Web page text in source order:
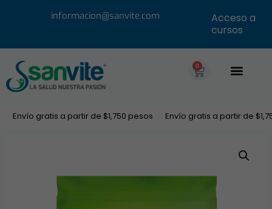
informacion@sanvite.com
Acceso a
cursos
0
Envío gratis a partir de $1,750 pesos Envío gratis a partir de